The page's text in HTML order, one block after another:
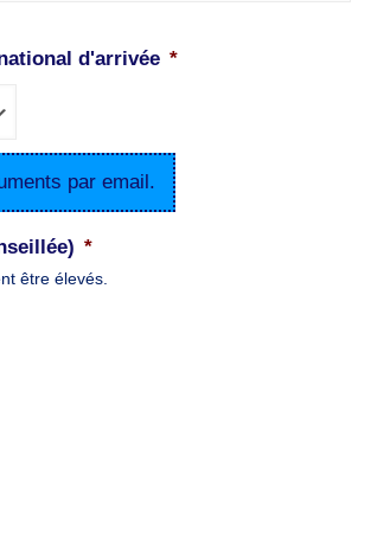
d'arrivée *
par email.
*
être élevés.